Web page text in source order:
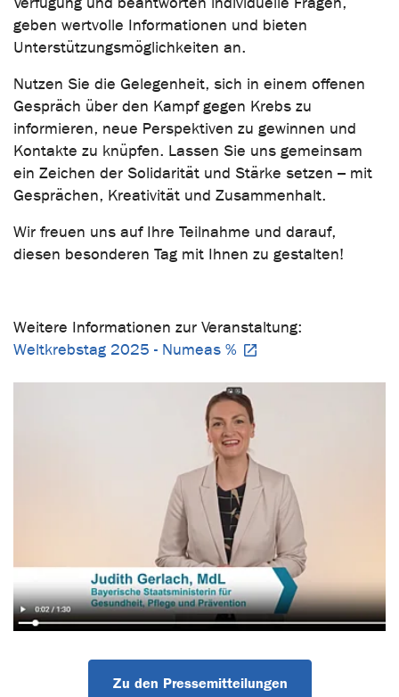
geben wertvolle Informationen und bieten
Unterstützungsmöglichkeiten an.
Nutzen Sie die Gelegenheit, sich in einem offenen
Gespräch über den Kampf gegen Krebs zu
informieren, neue Perspektiven zu gewinnen und
Kontakte zu knüpfen. Lassen Sie uns gemeinsam
ein Zeichen der Solidarität und Stärke setzen – mit
Gesprächen, Kreativität und Zusammenhalt.
Wir freuen uns auf Ihre Teilnahme und darauf,
diesen besonderen Tag mit Ihnen zu gestalten!
Weitere Informationen zur Veranstaltung:
Weltkrebstag 2025 - Numeas %
Zu den Pressemitteilungen